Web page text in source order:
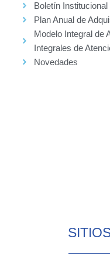
Boletín Institucional
Plan Anual de
Modelo Integral de
Integrales de
Novedades